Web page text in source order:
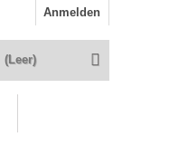
Anmelden
(Leer)